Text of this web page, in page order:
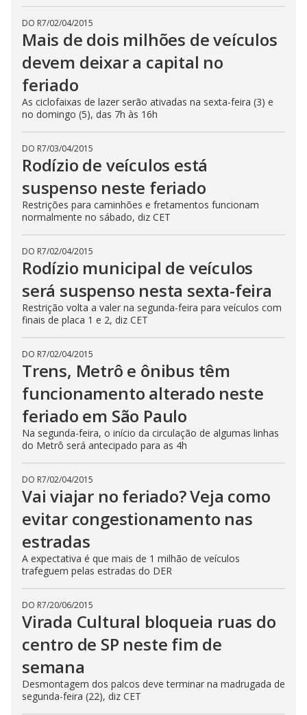
DO R7/02/04/2015
Mais de dois milhões de veículos
devem deixar a capital no
feriado
As ciclofaixas de lazer serão ativadas na sexta-feira (3) e
no domingo (5), das 7h às 16h
DO R7/03/04/2015
Rodízio de veículos está
suspenso neste feriado
Restrições para caminhões e fretamentos funcionam
normalmente no sábado, diz CET
DO R7/02/04/2015
Rodízio municipal de veículos
será suspenso nesta sexta-feira
Restrição volta a valer na segunda-feira para veículos com
finais de placa 1 e 2, diz CET
DO R7/02/04/2015
Trens, Metrô e ônibus têm
funcionamento alterado neste
feriado em São Paulo
Na segunda-feira, o início da circulação de algumas linhas
do Metrô será antecipado para as 4h
DO R7/02/04/2015
Vai viajar no feriado? Veja como
evitar congestionamento nas
estradas
A expectativa é que mais de 1 milhão de veículos
trafeguem pelas estradas do DER
DO R7/20/06/2015
Virada Cultural bloqueia ruas do
centro de SP neste fim de
semana
Desmontagem dos palcos deve terminar na madrugada de
segunda-feira (22), diz CET